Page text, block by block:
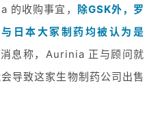
的收购事宜， 除GSK外，罗
日本大冢制药均被认为是
息称，Aurinia 正与顾问就
导致这家生物制药公司出售